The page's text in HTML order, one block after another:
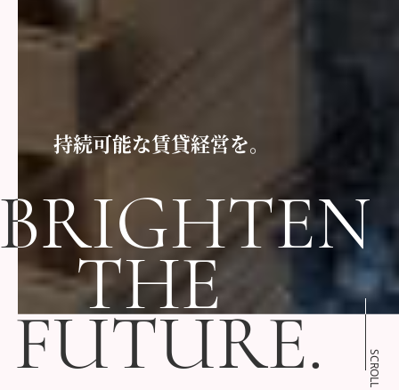
持続可能な賃貸経営を。
THE
FUTURE. SCROLL